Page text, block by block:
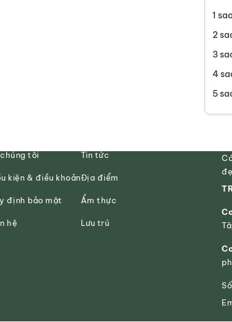
1
2
3
4
5
tôi
kiện & điều khoản
định bảo mật
hệ
Tin tức
Địa điểm
Ẩm thực
Lưu trú